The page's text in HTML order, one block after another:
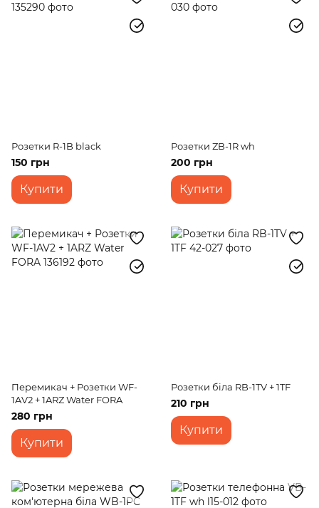
Розетки R-1B black
150 грн
Купити
Розетки ZB-1R wh
200 грн
Купити
Перемикач + Розетки WF-
1AV2 + 1ARZ Water FORA
280 грн
Купити
Розетки біла RB-1TV + 1TF
210 грн
Купити